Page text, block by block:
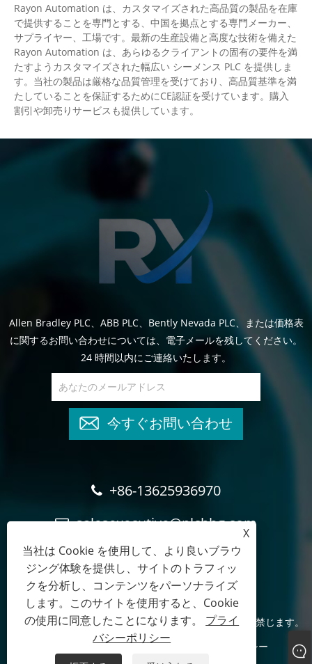
Rayon Automation は、カスタマイズされた高品質の製品を在庫
で提供することを専門とする、中国を拠点とする専門メーカー、
サプライヤー、工場です。最新の生産設備と高度な技術を備えた
Rayon Automation は、あらゆるクライアントの固有の要件を満
たすようカスタマイズされた幅広い シーメンス PLC を提供しま
す。当社の製品は厳格な品質管理を受けており、高品質基準を満
たしていることを保証するためにCE認証を受けています。購入
割引や卸売りサービスも提供しています。
Allen Bradley PLC、ABB PLC、Bently Nevada PLC、または価格表
に関するお問い合わせについては、電子メールを残してください。
24 時間以内にご連絡いたします。
今すぐお問い合わせ
+86-13625936970
salesexecutive@plchhg.com
17350282163
著作権 © 2024漳州人影自動化技術有限公司
- 無断転載を禁じます。
Sitemap RSS XML プライバシーポリシー
X
当社は Cookie を使用して、より良いブラウ
ジング体験を提供し、サイトのトラフィッ
クを分析し、コンテンツをパーソナライズ
します。このサイトを使用すると、Cookie
の使用に同意したことになります。 プライ
バシーポリシー